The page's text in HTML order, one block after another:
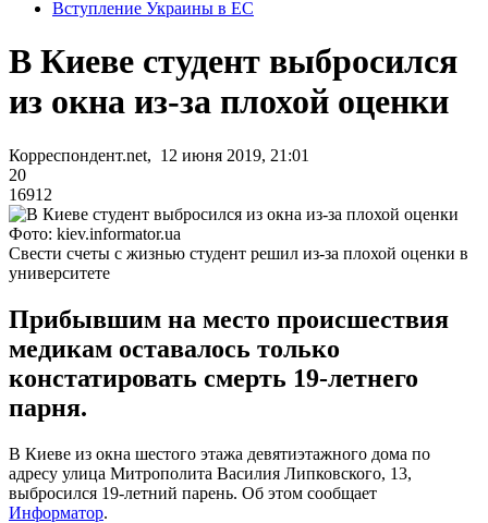
Вступление Украины в ЕС
В Киеве студент выбросился
из окна из-за плохой оценки
Корреспондент.net, 12 июня 2019, 21:01
20
16912
Фото: kiev.informator.ua
Свести счеты с жизнью студент решил из-за плохой оценки в
университете
Прибывшим на место происшествия
медикам оставалось только
констатировать смерть 19-летнего
парня.
В Киеве из окна шестого этажа девятиэтажного дома по
адресу улица Митрополита Василия Липковского, 13,
выбросился 19-летний парень. Об этом сообщает
Информатор.